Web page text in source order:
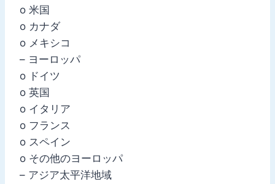
o 米国
o カナダ
o メキシコ
– ヨーロッパ
o ドイツ
o 英国
o イタリア
o フランス
o スペイン
o その他のヨーロッパ
– アジア太平洋地域